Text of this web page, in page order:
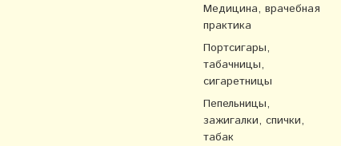
Медицина, врачебная
практика
Портсигары,
табачницы,
сигаретницы
Пепельницы,
зажигалки, спички,
табак